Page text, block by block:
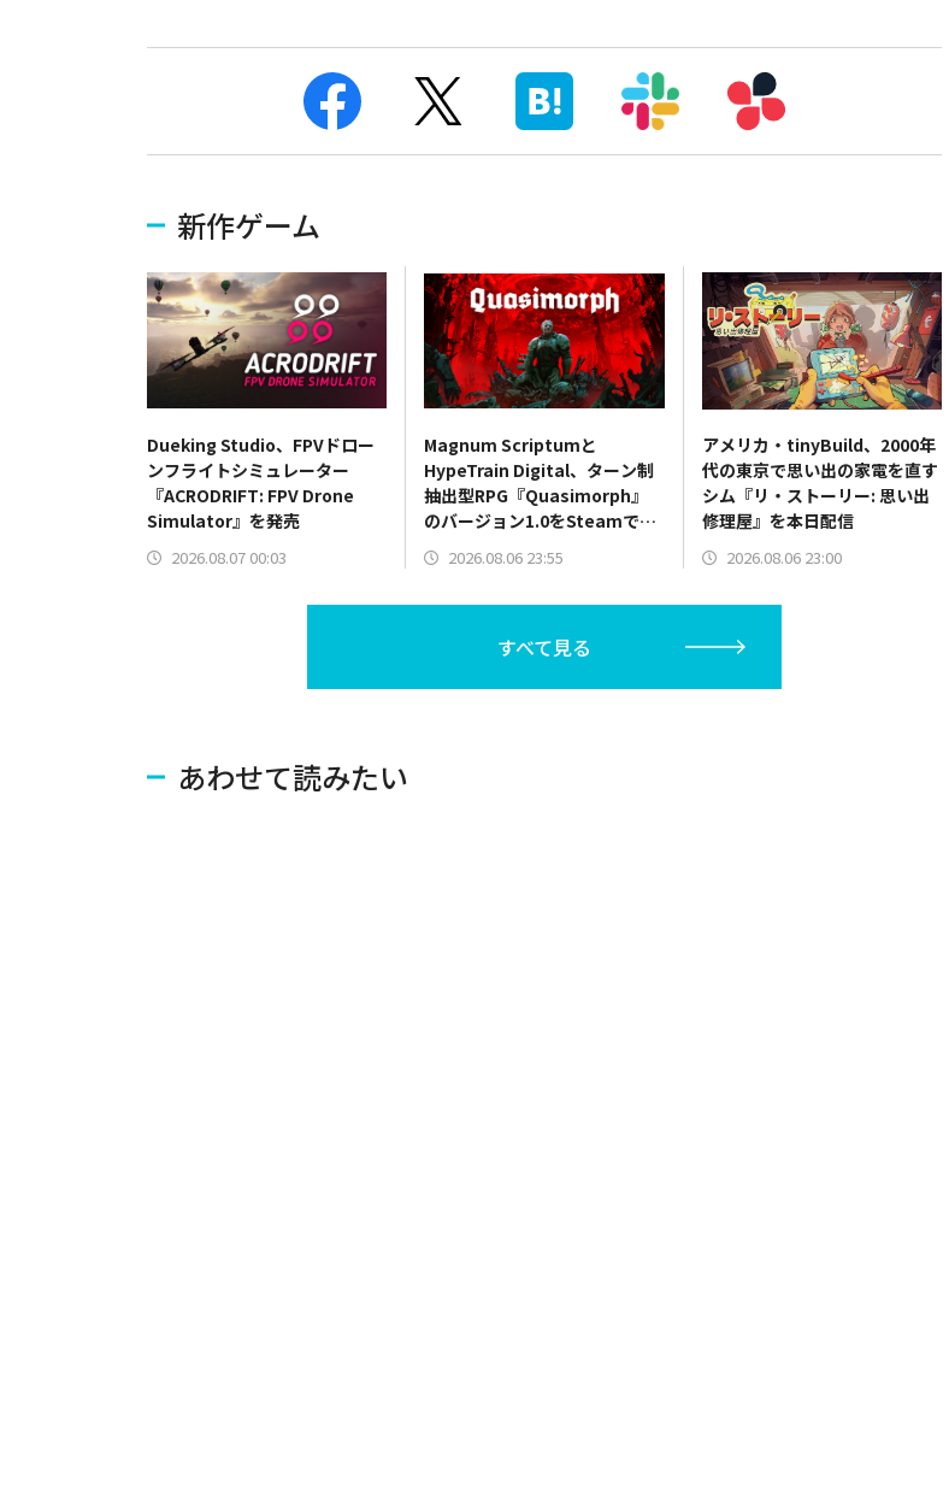
新作ゲーム
Dueking Studio、FPVドロー
ンフライトシミュレーター
『ACRODRIFT: FPV Drone
Simulator』を発売
2026.08.07 00:03
Magnum Scriptumと
HypeTrain Digital、ターン制
抽出型RPG『Quasimorph』
のバージョン1.0をSteamでリ
リース2026.08.06 23:55
アメリカ・tinyBuild、2000年
代の東京で思い出の家電を直す
シム『リ・ストーリー: 思い出
修理屋』を本日配信
2026.08.06 23:00
すべて見る
あわせて読みたい